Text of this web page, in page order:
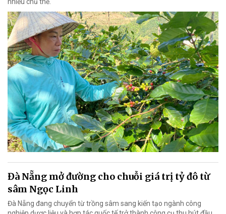
Đà Nẵng mở đường cho chuỗi giá trị tỷ đô từ
sâm Ngọc Linh
Đà Nẵng đang chuyển từ trồng sâm sang kiến tạo ngành công